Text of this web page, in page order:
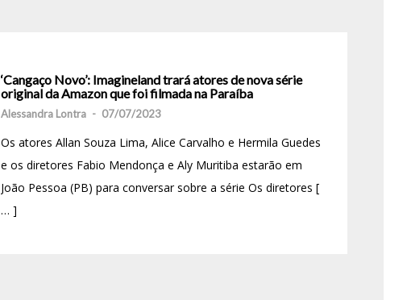
‘Cangaço Novo’: Imagineland trará atores de nova série
original da Amazon que foi filmada na Paraíba
Alessandra Lontra - 07/07/2023
Os atores Allan Souza Lima, Alice Carvalho e Hermila Guedes
e os diretores Fabio Mendonça e Aly Muritiba estarão em
João Pessoa (PB) para conversar sobre a série Os diretores [
… ]